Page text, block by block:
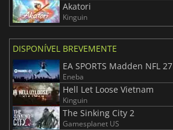
Akatori
Kinguin
DISPONÍVEL BREVEMENTE
EA SPORTS Madden NFL 27
Eneba
Hell Let Loose Vietnam
Kinguin
The Sinking City 2
Gamesplanet US